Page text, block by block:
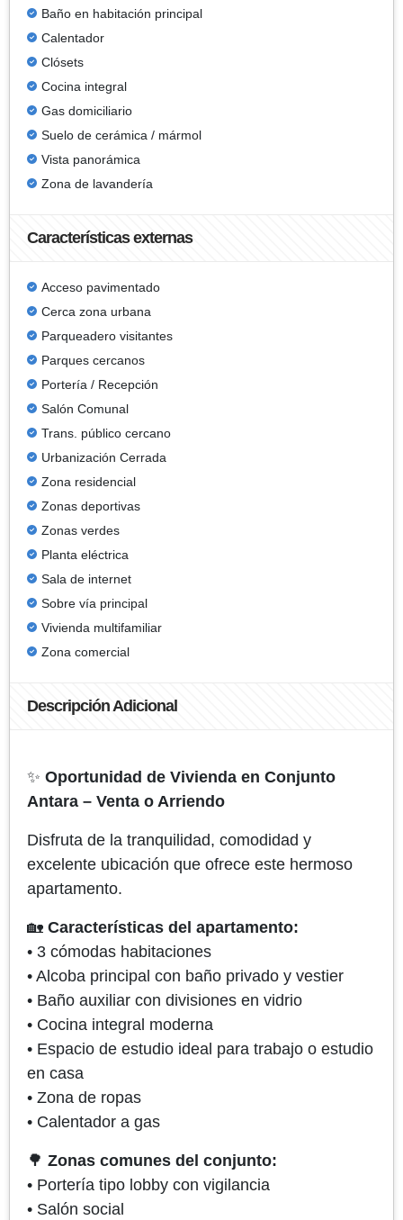
Baño en habitación principal
Calentador
Clósets
Cocina integral
Gas domiciliario
Suelo de cerámica / mármol
Vista panorámica
Zona de lavandería
Características externas
Acceso pavimentado
Cerca zona urbana
Parqueadero visitantes
Parques cercanos
Portería / Recepción
Salón Comunal
Trans. público cercano
Urbanización Cerrada
Zona residencial
Zonas deportivas
Zonas verdes
Planta eléctrica
Sala de internet
Sobre vía principal
Vivienda multifamiliar
Zona comercial
Descripción Adicional
✨ Oportunidad de Vivienda en Conjunto
Antara – Venta o Arriendo
Disfruta de la tranquilidad, comodidad y
excelente ubicación que ofrece este hermoso
apartamento.
🏡 Características del apartamento:
• 3 cómodas habitaciones
• Alcoba principal con baño privado y vestier
• Baño auxiliar con divisiones en vidrio
• Cocina integral moderna
• Espacio de estudio ideal para trabajo o estudio
en casa
• Zona de ropas
• Calentador a gas
🌳 Zonas comunes del conjunto:
• Portería tipo lobby con vigilancia
• Salón social